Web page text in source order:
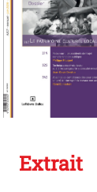
Extrait